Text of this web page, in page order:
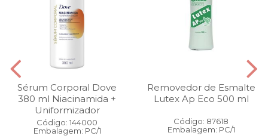
Sérum Corporal Dove
380 ml Niacinamida +
Uniformizador
Código: 144000
Embalagem: PC/1
Removedor de Esmalte
Lutex Ap Eco 500 ml
Código: 87618
Embalagem: PC/1